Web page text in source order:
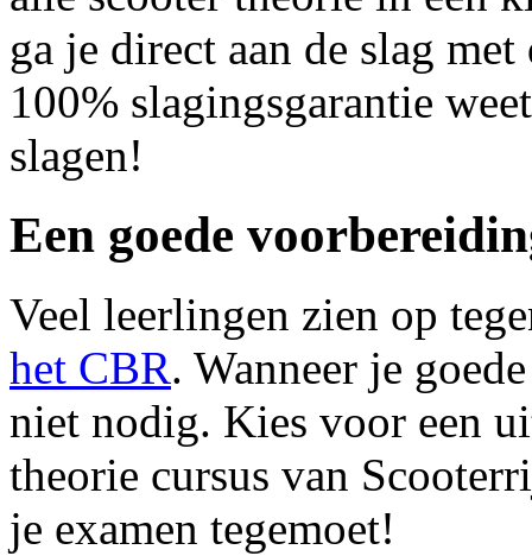
ga je direct aan de slag
100% slagingsgarantie
slagen!
Een goede
Veel leerlingen zien op
het CBR. Wanneer je
niet nodig. Kies voor een
theorie cursus van
je examen tegemoet!